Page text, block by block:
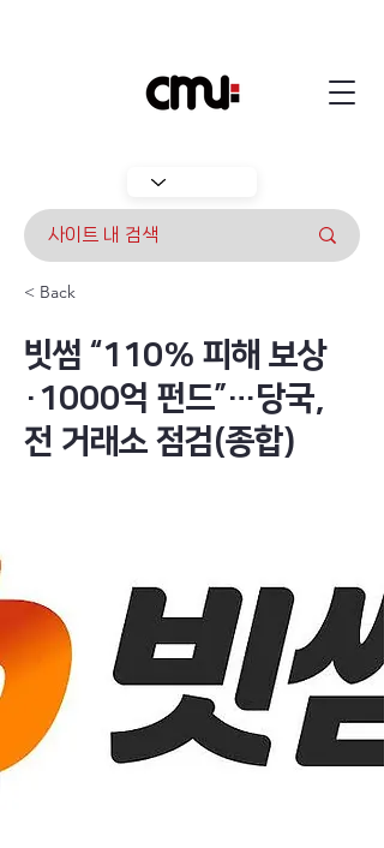
< Back
빗썸 “110% 피해 보상
·1000억 펀드”…당국,
전 거래소 점검(종합)